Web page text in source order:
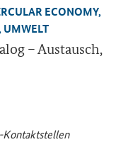
ECO­NO­MY,
UM­WELT
– Aus­tausch,
Kontaktstellen